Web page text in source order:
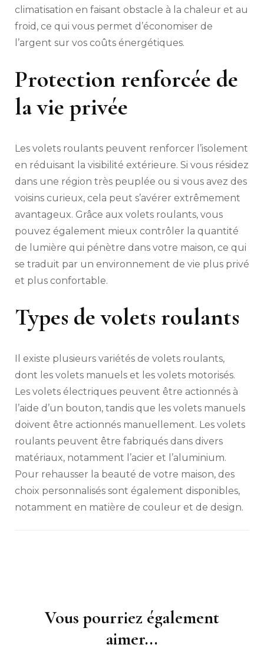
climatisation en faisant obstacle à la chaleur et au
froid, ce qui vous permet d’économiser de
l’argent sur vos coûts énergétiques.
Protection renforcée de
la vie privée
Les volets roulants peuvent renforcer l’isolement
en réduisant la visibilité extérieure. Si vous résidez
dans une région très peuplée ou si vous avez des
voisins curieux, cela peut s’avérer extrêmement
avantageux. Grâce aux volets roulants, vous
pouvez également mieux contrôler la quantité
de lumière qui pénètre dans votre maison, ce qui
se traduit par un environnement de vie plus privé
et plus confortable.
Types de volets roulants
Il existe plusieurs variétés de volets roulants,
dont les volets manuels et les volets motorisés.
Les volets électriques peuvent être actionnés à
l’aide d’un bouton, tandis que les volets manuels
doivent être actionnés manuellement. Les volets
roulants peuvent être fabriqués dans divers
matériaux, notamment l’acier et l’aluminium.
Pour rehausser la beauté de votre maison, des
choix personnalisés sont également disponibles,
notamment en matière de couleur et de design.
NavigationVous pourriez également
aimer...